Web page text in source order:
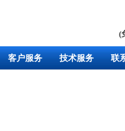
(
客户服务 技术服务 联